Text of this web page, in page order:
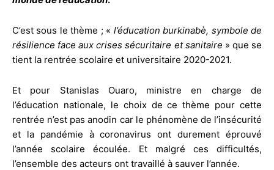
C’est sous le thème ; « l’éducation burkinabè, symbole de
résilience face aux crises sécuritaire et sanitaire » que se
tient la rentrée scolaire et universitaire 2020-2021.
Et pour Stanislas Ouaro, ministre en charge de
l’éducation nationale, le choix de ce thème pour cette
rentrée n’est pas anodin car le phénomène de l’insécurité
et la pandémie à coronavirus ont durement éprouvé
l’année scolaire écoulée. Et malgré ces difficultés,
l’ensemble des acteurs ont travaillé à sauver l’année.